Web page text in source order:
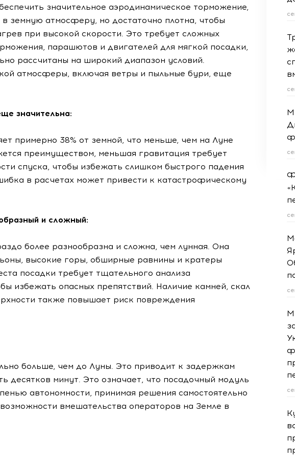
значительное аэродинамическое торможение,
земную атмосферу, но достаточно плотна, чтобы
при высокой скорости. Это требует сложных
парашютов и двигателей для мягкой посадки,
рассчитаны на широкий диапазон условий.
атмосферы, включая ветры и пыльные бури, еще
значительна:
примерно 38% от земной, что меньше, чем на Луне
преимуществом, меньшая гравитация требует
спуска, чтобы избежать слишком быстрого падения
в расчетах может привести к катастрофическому
и сложный:
более разнообразна и сложна, чем лунная. Она
высокие горы, обширные равнины и кратеры
посадки требует тщательного анализа
избежать опасных препятствий. Наличие камней, скал
также повышает риск повреждения
больше, чем до Луны. Это приводит к задержкам
десятков минут. Это означает, что посадочный модуль
автономности, принимая решения самостоятельно
вмешательства операторов на Земле в